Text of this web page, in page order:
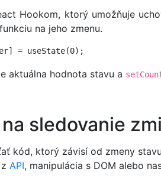
Hookom, ktorý umožňuje
na jeho zmenu.
= useState(0);
aktuálna hodnota stavu a
na sledovanie
kód, ktorý závisí od zmeny
API, manipulácia s DOM alebo